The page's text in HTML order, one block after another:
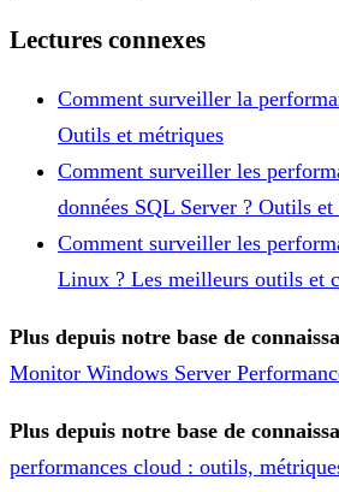
Lectures connexes
Comment surveiller la
Outils et métriques
Comment surveiller les
données SQL Server ? Outils et
Comment surveiller les
Linux ? Les meilleurs outils et
Plus depuis notre base de
Monitor Windows Server
Plus depuis notre base de
performances cloud : outils,